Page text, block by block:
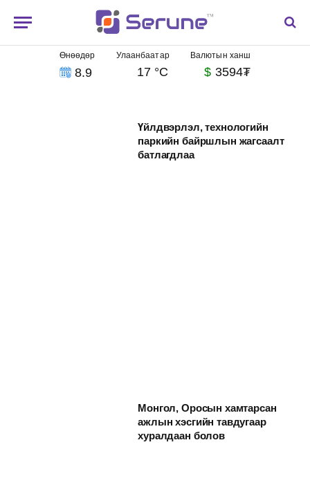
Өнөөдөр
8.9
Улаанбаатар
17 °C
Валютын ханш
$ 3594₮
Үйлдвэрлэл, технологийн
паркийн байршлын жагсаалт
батлагдлаа
Монгол, Оросын хамтарсан
ажлын хэсгийн тавдугаар
хуралдаан болов